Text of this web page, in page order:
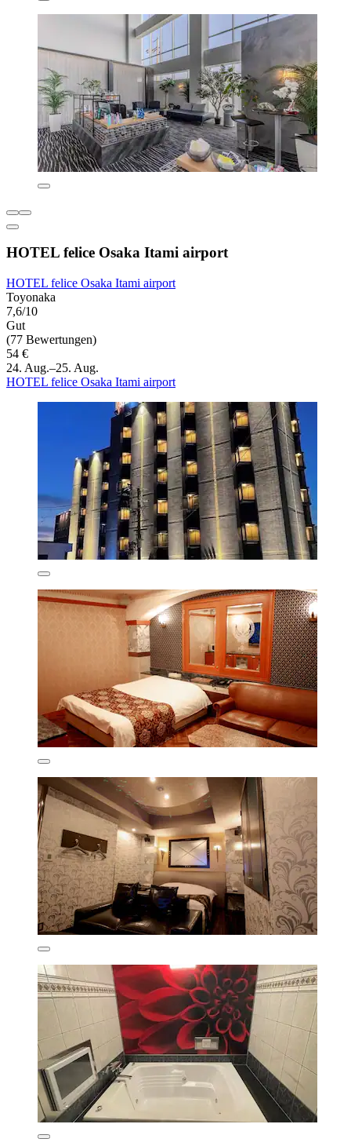
HOTEL felice Osaka Itami airport
HOTEL felice Osaka Itami airport
Toyonaka
7,6/10
Gut
(77 Bewertungen)
54 €
24. Aug.–25. Aug.
HOTEL felice Osaka Itami airport